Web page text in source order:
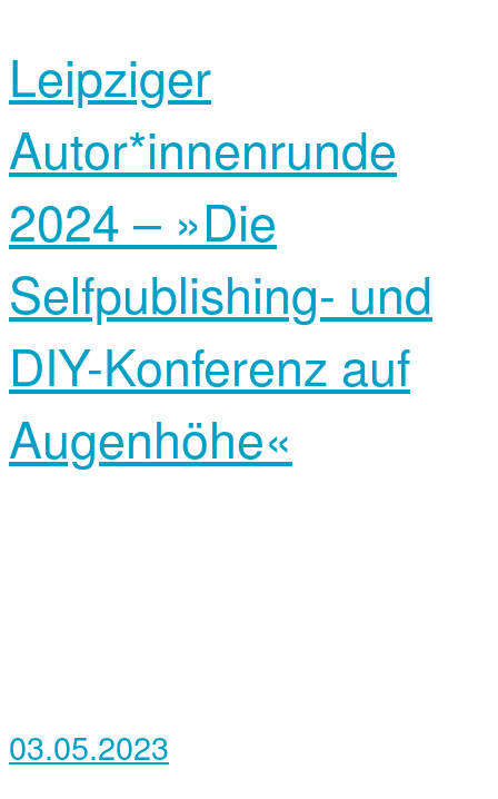
Leipziger
Autor*innen­runde
2024 – »Die
Selfpublishing- und
DIY-Konferenz auf
Augenhöhe«
03.05.2023